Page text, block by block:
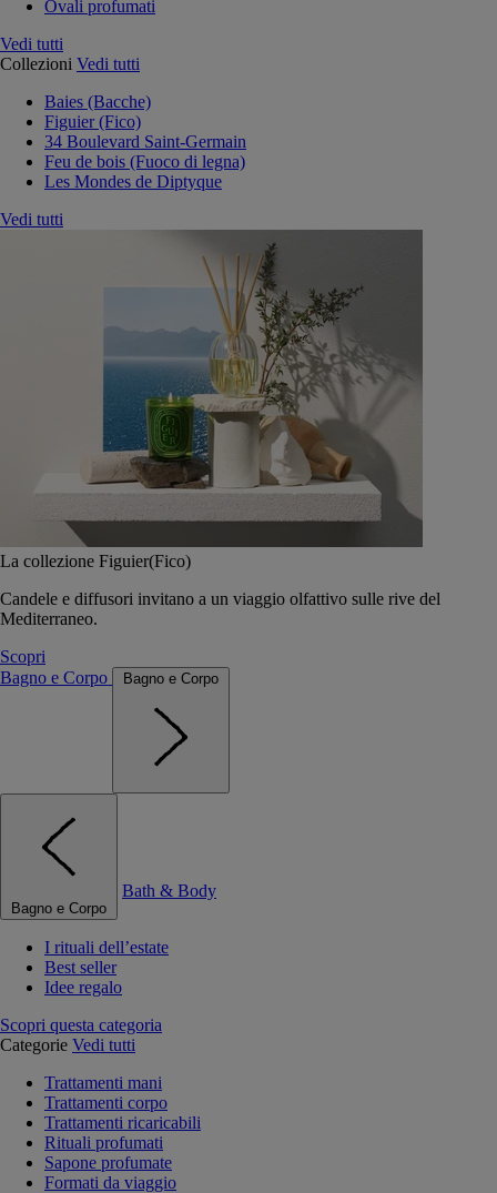
Ovali profumati
Vedi tutti
Collezioni Vedi tutti
Baies (Bacche)
Figuier (Fico)
34 Boulevard Saint-Germain
Feu de bois (Fuoco di legna)
Les Mondes de Diptyque
Vedi tutti
La collezione Figuier(Fico)
Candele e diffusori invitano a un viaggio olfattivo sulle rive del
Mediterraneo.
Scopri
Bagno e Corpo
Bagno e Corpo
Bagno e Corpo
Bath & Body
I rituali dell’estate
Best seller
Idee regalo
Scopri questa categoria
Categorie Vedi tutti
Trattamenti mani
Trattamenti corpo
Trattamenti ricaricabili
Rituali profumati
Sapone profumate
Formati da viaggio